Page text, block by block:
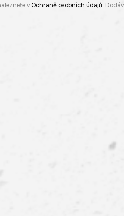
v Ochraně osobních údajů.